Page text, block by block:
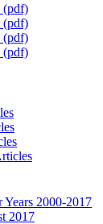
2000-2017
2017